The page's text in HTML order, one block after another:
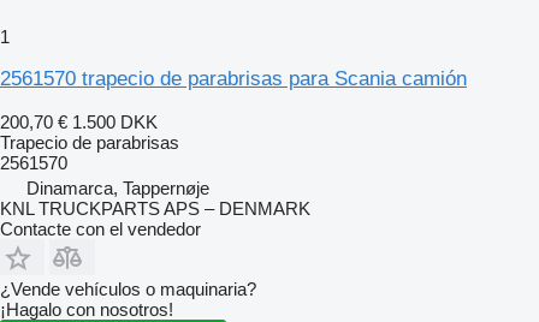
1
2561570 trapecio de parabrisas para Scania camión
200,70 € 1.500 DKK
Trapecio de parabrisas
2561570
Dinamarca, Tappernøje
KNL TRUCKPARTS APS – DENMARK
Contacte con el vendedor
¿Vende vehículos o maquinaria?
¡Hagalo con nosotros!